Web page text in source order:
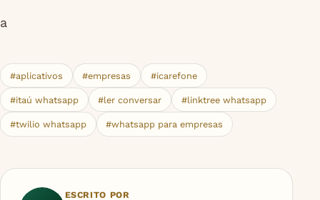
a
#aplicativos #empresas #icarefone
#itaú whatsapp #ler conversar #linktree whatsapp
#twilio whatsapp #whatsapp para empresas
ESCRITO POR